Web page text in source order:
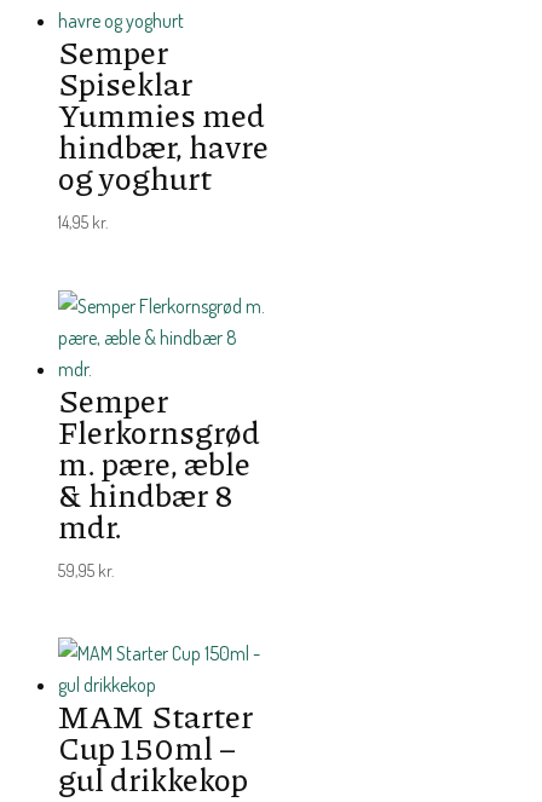
Semper
Spiseklar
Yummies med
hindbær, havre
og yoghurt
14,95 kr.
Semper
Flerkornsgrød
m. pære, æble
& hindbær 8
mdr.
59,95 kr.
MAM Starter
Cup 150ml –
gul drikkekop